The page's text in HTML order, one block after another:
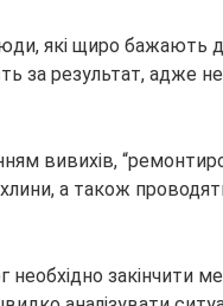
які щиро бажають
за результат, адже
вивихів,
а також
необхідно закінчити